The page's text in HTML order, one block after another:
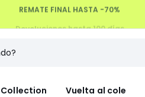
Devoluciones hasta 100 días
Collection Vuelta al cole